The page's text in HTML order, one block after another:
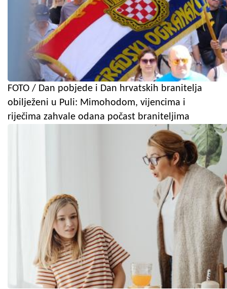
FOTO / Dan pobjede i Dan hrvatskih branitelja
obilježeni u Puli: Mimohodom, vijencima i
riječima zahvale odana počast braniteljima